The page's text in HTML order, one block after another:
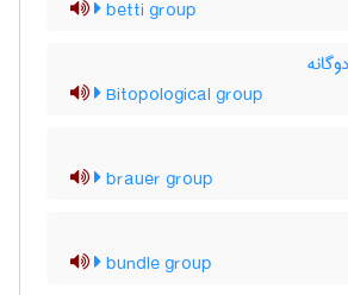
betti group
Bitopological group
brauer group
bundle group